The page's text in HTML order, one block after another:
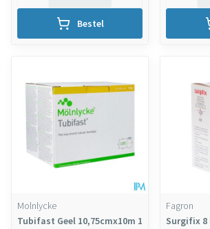
Bestel
Molnlycke
Tubifast Geel 10,75cmx10m 1
Fagron
Surgifix 8